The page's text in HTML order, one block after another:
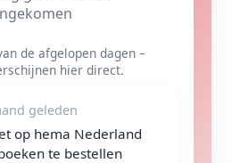
de afgelopen dagen –
hier direct.
geleden
op hema Nederland
te bestellen